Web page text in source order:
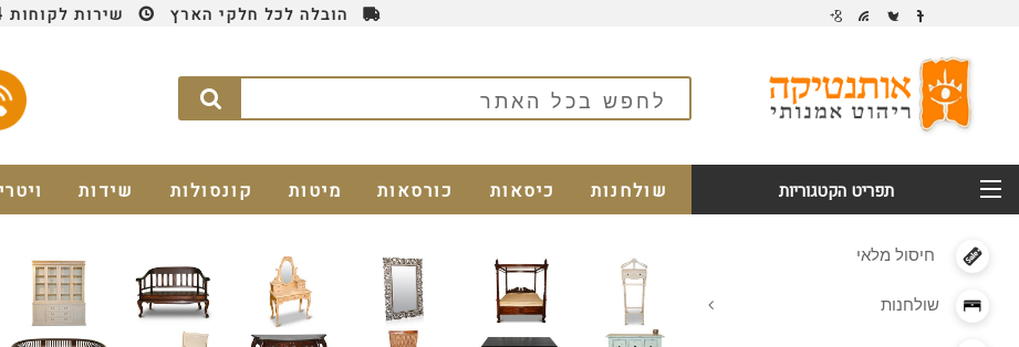
הובלה לכל חלקי הארץ שירות לקוחות 24\7
שולחנות כיסאות כורסאות מיטות קונסולות שידות תפריט הקטגוריות
חיסול מלאי
שולחנות